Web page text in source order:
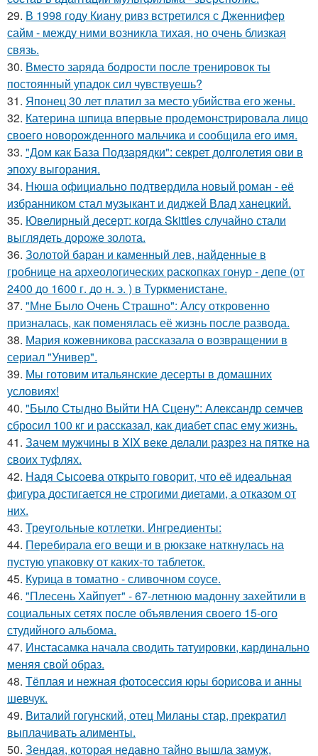
29. В 1998 году Киану ривз встретился с Дженнифер
сайм - между ними возникла тихая, но очень близкая
связь.
30. Вместо заряда бодрости после тренировок ты
постоянный упадок сил чувствуешь?
31. Японец 30 лет платил за место убийства его жены.
32. Катерина шпица впервые продемонстрировала лицо
своего новорожденного мальчика и сообщила его имя.
33. "Дом как База Подзарядки": секрет долголетия ови в
эпоху выгорания.
34. Нюша официально подтвердила новый роман - её
избранником стал музыкант и диджей Влад ханецкий.
35. Ювелирный десерт: когда Skittles случайно стали
выглядеть дороже золота.
36. Золотой баран и каменный лев, найденные в
гробнице на археологических раскопках гонур - депе (от
2400 до 1600 г. до н. э. ) в Туркменистане.
37. "Мне Было Очень Страшно": Алсу откровенно
призналась, как поменялась её жизнь после развода.
38. Мария кожевникова рассказала о возвращении в
сериал "Универ".
39. Мы готовим итальянские десерты в домашних
условиях!
40. "Было Стыдно Выйти НА Сцену": Александр семчев
сбросил 100 кг и рассказал, как диабет спас ему жизнь.
41. Зачем мужчины в XIX веке делали разрез на пятке на
своих туфлях.
42. Надя Сысоева открыто говорит, что её идеальная
фигура достигается не строгими диетами, а отказом от
них.
43. Треугольные котлетки. Ингредиенты:
44. Перебирала его вещи и в рюкзаке наткнулась на
пустую упаковку от каких-то таблеток.
45. Курица в томатно - сливочном соусе.
46. "Плесень Хайпует" - 67-летнюю мадонну захейтили в
социальных сетях после объявления своего 15-ого
студийного альбома.
47. Инстасамка начала сводить татуировки, кардинально
меняя свой образ.
48. Тёплая и нежная фотосессия юры борисова и анны
шевчук.
49. Виталий гогунский, отец Миланы стар, прекратил
выплачивать алименты.
50. Зендая, которая недавно тайно вышла замуж,